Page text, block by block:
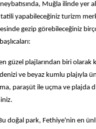
Muğla ilinde yer
tatili yapabileceğiniz turizm
gezip görebileceğiniz
güzel plajlarından biri olarak
ve beyaz kumlu plajıyla
paraşüt ile uçma ve plajda
doğal park, Fethiye'nin en